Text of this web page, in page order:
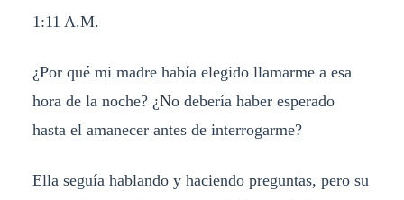
1:11 A.M.
¿Por qué mi madre había elegido llamarme a esa
hora de la noche? ¿No debería haber esperado
hasta el amanecer antes de interrogarme?
Ella seguía hablando y haciendo preguntas, pero su